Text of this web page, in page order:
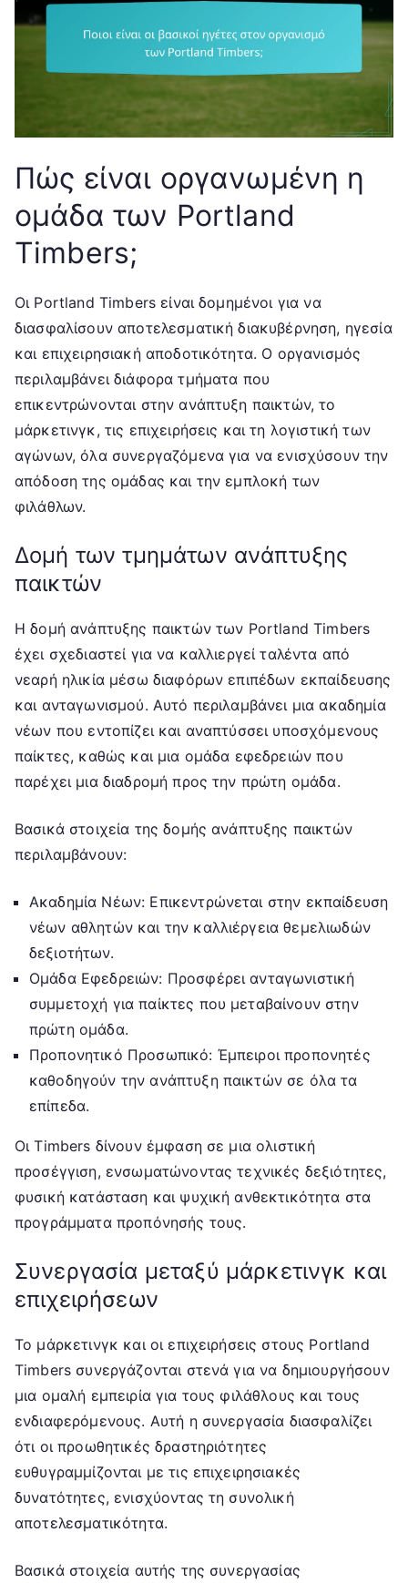
Πώς είναι οργανωμένη η
ομάδα των Portland
Timbers;
Οι Portland Timbers είναι δομημένοι για να
διασφαλίσουν αποτελεσματική διακυβέρνηση, ηγεσία
και επιχειρησιακή αποδοτικότητα. Ο οργανισμός
περιλαμβάνει διάφορα τμήματα που
επικεντρώνονται στην ανάπτυξη παικτών, το
μάρκετινγκ, τις επιχειρήσεις και τη λογιστική των
αγώνων, όλα συνεργαζόμενα για να ενισχύσουν την
απόδοση της ομάδας και την εμπλοκή των
φιλάθλων.
Δομή των τμημάτων ανάπτυξης
παικτών
Η δομή ανάπτυξης παικτών των Portland Timbers
έχει σχεδιαστεί για να καλλιεργεί ταλέντα από
νεαρή ηλικία μέσω διαφόρων επιπέδων εκπαίδευσης
και ανταγωνισμού. Αυτό περιλαμβάνει μια ακαδημία
νέων που εντοπίζει και αναπτύσσει υποσχόμενους
παίκτες, καθώς και μια ομάδα εφεδρειών που
παρέχει μια διαδρομή προς την πρώτη ομάδα.
Βασικά στοιχεία της δομής ανάπτυξης παικτών
περιλαμβάνουν:
Ακαδημία Νέων: Επικεντρώνεται στην εκπαίδευση
νέων αθλητών και την καλλιέργεια θεμελιωδών
δεξιοτήτων.
Ομάδα Εφεδρειών: Προσφέρει ανταγωνιστική
συμμετοχή για παίκτες που μεταβαίνουν στην
πρώτη ομάδα.
Προπονητικό Προσωπικό: Έμπειροι προπονητές
καθοδηγούν την ανάπτυξη παικτών σε όλα τα
επίπεδα.
Οι Timbers δίνουν έμφαση σε μια ολιστική
προσέγγιση, ενσωματώνοντας τεχνικές δεξιότητες,
φυσική κατάσταση και ψυχική ανθεκτικότητα στα
προγράμματα προπόνησής τους.
Συνεργασία μεταξύ μάρκετινγκ και
επιχειρήσεων
Το μάρκετινγκ και οι επιχειρήσεις στους Portland
Timbers συνεργάζονται στενά για να δημιουργήσουν
μια ομαλή εμπειρία για τους φιλάθλους και τους
ενδιαφερόμενους. Αυτή η συνεργασία διασφαλίζει
ότι οι προωθητικές δραστηριότητες
ευθυγραμμίζονται με τις επιχειρησιακές
δυνατότητες, ενισχύοντας τη συνολική
αποτελεσματικότητα.
Βασικά στοιχεία αυτής της συνεργασίας